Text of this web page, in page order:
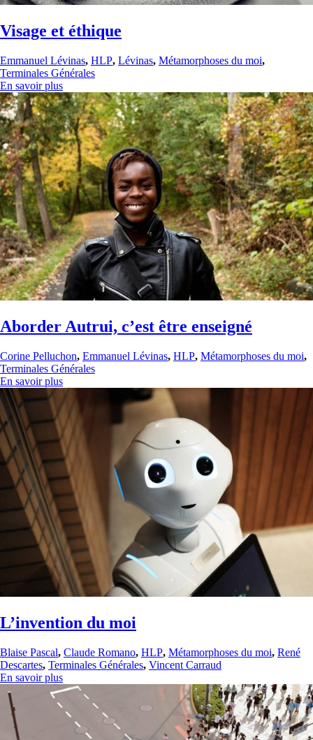
Visage et éthique
Emmanuel Lévinas, HLP, Lévinas, Métamorphoses du moi,
Terminales Générales
En savoir plus
Aborder Autrui, c’est être enseigné
Corine Pelluchon, Emmanuel Lévinas, HLP, Métamorphoses du moi,
Terminales Générales
En savoir plus
L’invention du moi
Blaise Pascal, Claude Romano, HLP, Métamorphoses du moi, René
Descartes, Terminales Générales, Vincent Carraud
En savoir plus